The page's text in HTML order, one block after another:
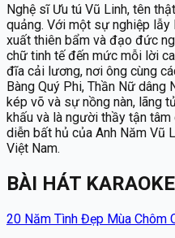
Nghệ sĩ Ưu tú Vũ Linh, tên
quảng. Với một sự nghiệp lẫy
xuất thiên bẩm và đạo đức
chữ tinh tế đến mức mỗi lời
đĩa cải lương, nơi ông cùng
Bàng Quý Phi, Thần Nữ
kép võ và sự nồng nàn, lãng
khấu và là người thầy tận
diễn bất hủ của Anh Năm Vũ
Việt Nam.
BÀI HÁT KARAOKE
20 Năm Tình Đẹp Mùa Chôm